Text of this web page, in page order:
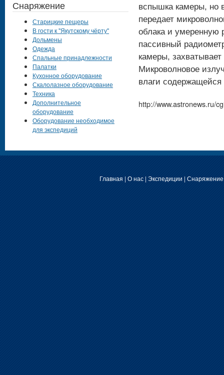
вспышка камеры, но
передает
облака и умеренную
пассивный
камеры,
Микроволновое
влаги содержащейся
http://www.astronews.ru/
Снаряжение
Старицкие пещеры
В гости к "Якутскому чёрту"
Дольмены
Одежда
Спальные принадлежности
Палатки
Кухонное оборудование
Скалолазное оборудование
Техника
Дополнительное
оборудование
Оборудование необходимое
для экспедиций
Главная | О нас| Экспедиции | Снаряжение